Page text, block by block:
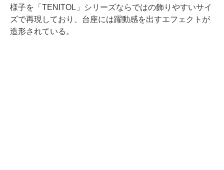
様子を「TENITOL」シリーズならではの飾りやすいサイ
ズで再現しており、台座には躍動感を出すエフェクトが
造形されている。